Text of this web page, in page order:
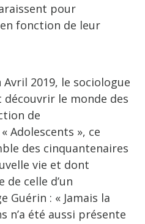
pour
fonction de leur
2019, le sociologue
le monde des
de
Adolescents », ce
des cinquantenaires
vie et dont
de celle d’un
Guérin : « Jamais la
n’a été aussi présente